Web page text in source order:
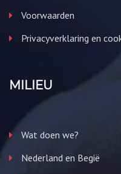
Voorwaarden
Privacyverklaring en
MILIEU
Wat doen we?
Nederland en Begië